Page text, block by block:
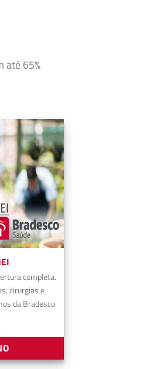
até 65%
completa.
cirurgias e
da Bradesco